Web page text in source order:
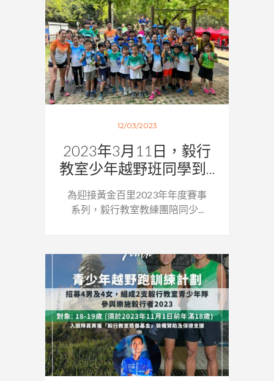
12/03/2023
2023年3月11日，毅行
教室少年越野班同學到...
為迎接黃金百里2023年年度賽事
系列，毅行教室教練團陪同少...